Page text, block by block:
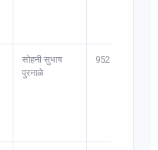
सोहनी सुभाष
पुरनाळे
9529*****3